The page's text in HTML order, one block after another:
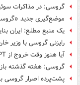
گروسی: در مذاکرات
موضع‌گیری جدید
یک منبع مطلع: ایران
رایزنی گروسی با وزیر
آیا هنوز وقت خروج از NPT نرسیده؟!
گروسی:‌ هفته گذشته
پشت‌پرده اصرار گروسی